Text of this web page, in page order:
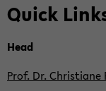
Haupt­
halt
Sek­
Quick
Head
Prof. Dr. Chris­tia­ne